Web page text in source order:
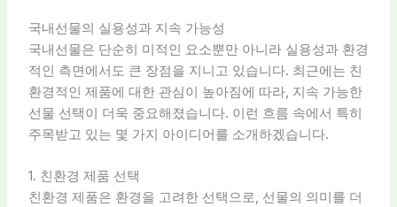
국내선물의 실용성과 지속 가능성
국내선물은 단순히 미적인 요소뿐만 아니라 실용성과 환경
적인 측면에서도 큰 장점을 지니고 있습니다. 최근에는 친
환경적인 제품에 대한 관심이 높아짐에 따라, 지속 가능한
선물 선택이 더욱 중요해졌습니다. 이런 흐름 속에서 특히
주목받고 있는 몇 가지 아이디어를 소개하겠습니다.
1. 친환경 제품 선택
친환경 제품은 환경을 고려한 선택으로, 선물의 의미를 더